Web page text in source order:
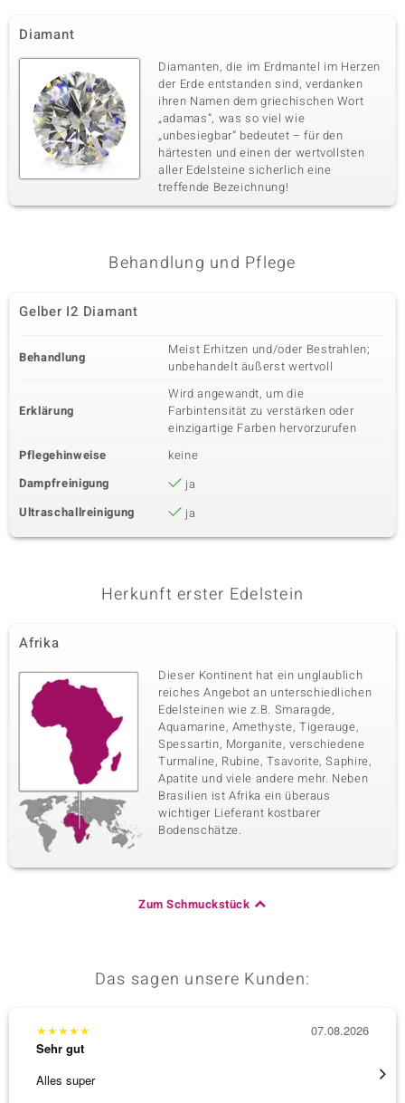
Diamant
Diamanten, die im Erdmantel im Herzen
der Erde entstanden sind, verdanken
ihren Namen dem griechischen Wort
„adamas“, was so viel wie
„unbesiegbar“ bedeutet – für den
härtesten und einen der wertvollsten
aller Edelsteine sicherlich eine
treffende Bezeichnung!
Behandlung und Pflege
Gelber I2 Diamant
Behandlung
Meist Erhitzen und/oder Bestrahlen;
unbehandelt äußerst wertvoll
Erklärung
Wird angewandt, um die
Farbintensität zu verstärken oder
einzigartige Farben hervorzurufen
Pflegehinweise
keine
Dampfreinigung
ja
Ultraschallreinigung
ja
Herkunft erster Edelstein
Afrika
Dieser Kontinent hat ein unglaublich
reiches Angebot an unterschiedlichen
Edelsteinen wie z.B. Smaragde,
Aquamarine, Amethyste, Tigerauge,
Spessartin, Morganite, verschiedene
Turmaline, Rubine, Tsavorite, Saphire,
Apatite und viele andere mehr. Neben
Brasilien ist Afrika ein überaus
wichtiger Lieferant kostbarer
Bodenschätze.
Zum Schmuckstück
Das sagen unsere Kunden:
★★★★★
Sehr gut
Alles super
07.08.2026
Eine